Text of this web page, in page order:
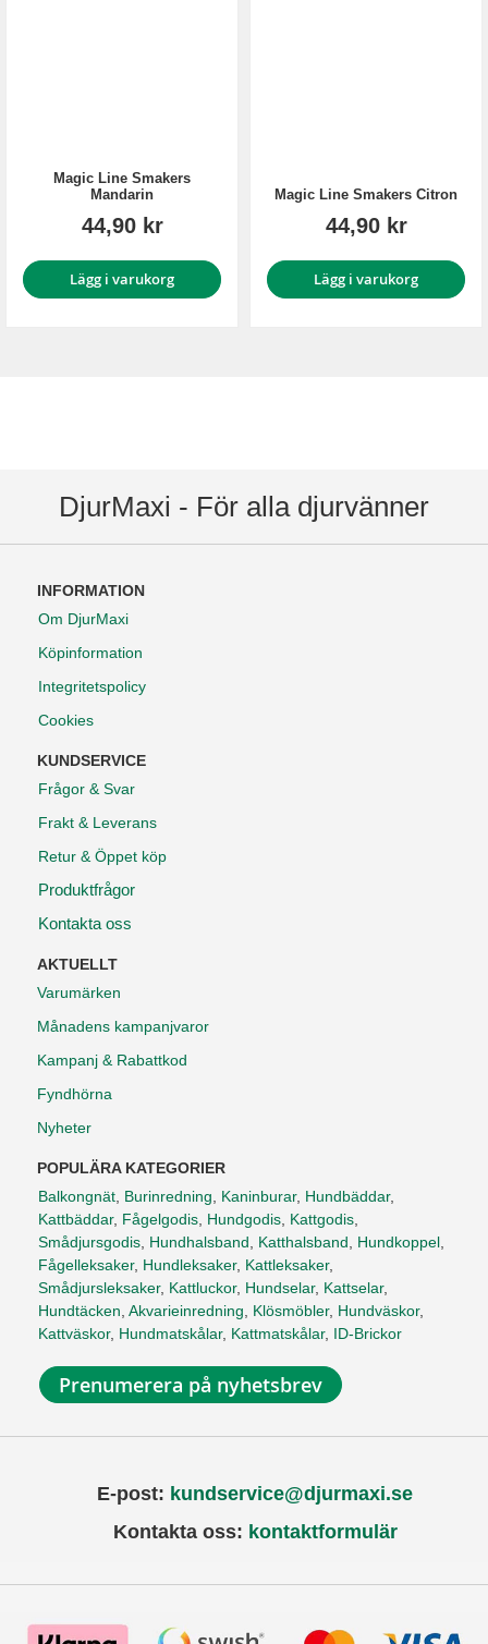
Magic Line Smakers
Mandarin
44,90 kr
Lägg i varukorg
Magic Line Smakers Citron
44,90 kr
Lägg i varukorg
DjurMaxi - För alla djurvänner
INFORMATION
Om DjurMaxi
Köpinformation
Integritetspolicy
Cookies
KUNDSERVICE
Frågor & Svar
Frakt & Leverans
Retur & Öppet köp
Produktfrågor
Kontakta oss
AKTUELLT
Varumärken
Månadens kampanjvaror
Kampanj & Rabattkod
Fyndhörna
Nyheter
POPULÄRA KATEGORIER
Balkongnät, Burinredning, Kaninburar, Hundbäddar,
Kattbäddar, Fågelgodis, Hundgodis, Kattgodis,
Smådjursgodis, Hundhalsband, Katthalsband, Hundkoppel,
Fågelleksaker, Hundleksaker, Kattleksaker,
Smådjursleksaker, Kattluckor, Hundselar, Kattselar,
Hundtäcken, Akvarieinredning, Klösmöbler, Hundväskor,
Kattväskor, Hundmatskålar, Kattmatskålar, ID-Brickor
Prenumerera på nyhetsbrev
E-post: kundservice@djurmaxi.se
Kontakta oss: kontaktformulär